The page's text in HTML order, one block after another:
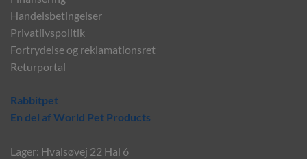
Handelsbetingelser
Privatlivspolitik
Fortrydelse og reklamationsret
Returportal
Rabbitpet
En del af World Pet Products
Lager: Hvalsøvej 22 Hal 6